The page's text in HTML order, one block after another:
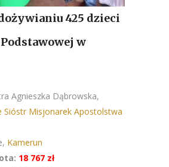
425 dzieci
Podstawowej w
Agnieszka Dąbrowska,
Sióstr Misjonarek Apostolstwa
Kamerun
18 767 zł